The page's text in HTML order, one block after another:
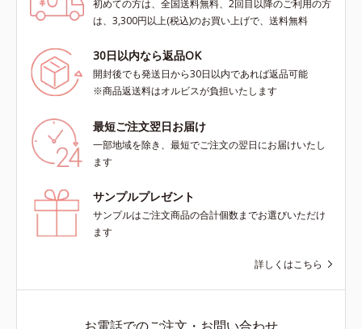
初めての方は、全国送料無料、2回目以降のご利用の方
は、3,300円以上(税込)のお買い上げで、送料無料
30日以内なら返品OK
開封後でも発送日から30日以内であれば返品可能
※商品返送料はオルビスが負担いたします
最短ご注文翌日お届け
一部地域を除き、最短でご注文の翌日にお届けいたし
ます
サンプルプレゼント
サンプルはご注文商品の合計個数までお選びいただけ
ます
詳しくはこちら